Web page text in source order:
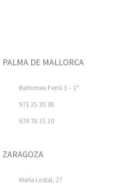
PALMA DE MALLORCA
Bartomeu Ferrà 3 – 1°
971 25 35 38
674 78 31 10
ZARAGOZA
María Lostal, 27